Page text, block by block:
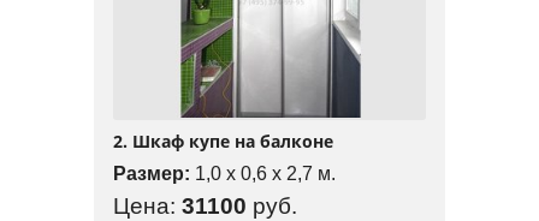
2. Шкаф купе на балконе
Размер: 1,0 x 0,6 x 2,7 м.
Цена: 31100 руб.